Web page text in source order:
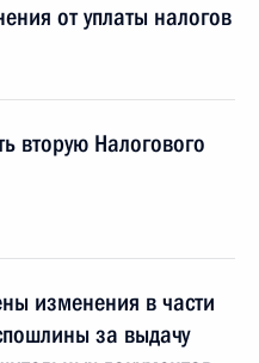
от уплаты налогов
вторую Налогового
изменения в части
за выдачу